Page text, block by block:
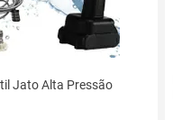
Jato Alta Pressão